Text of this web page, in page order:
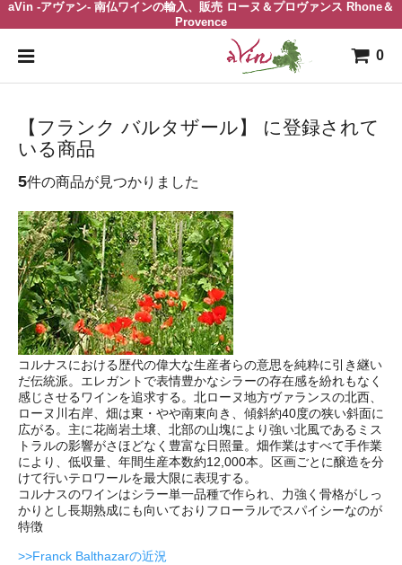
aVin -アヴァン- 南仏ワインの輸入、販売 ローヌ＆プロヴァンス Rhone＆
Provence
0
【フランク バルタザール】 に登録されて
いる商品
5件の商品が見つかりました
コルナスにおける歴代の偉大な生産者らの意思を純粋に引き継い
だ伝統派。エレガントで表情豊かなシラーの存在感を紛れもなく
感じさせるワインを追求する。北ローヌ地方ヴァランスの北西、
ローヌ川右岸、畑は東・やや南東向き、傾斜約40度の狭い斜面に
広がる。主に花崗岩土壌、北部の山塊により強い北風であるミス
トラルの影響がさほどなく豊富な日照量。畑作業はすべて手作業
により、低収量、年間生産本数約12,000本。区画ごとに醸造を分
けて行いテロワールを最大限に表現する。
コルナスのワインはシラー単一品種で作られ、力強く骨格がしっ
かりとし長期熟成にも向いておりフローラルでスパイシーなのが
特徴
>>Franck Balthazarの近況